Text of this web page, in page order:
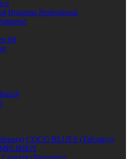
Bohemia Professional
60
COCO BLUES (Тайланд)
Concept (Концепт)